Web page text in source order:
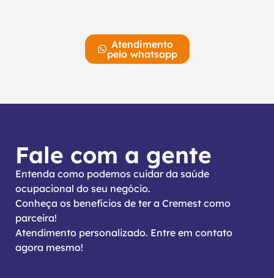
Atendimento
pelo whatsapp
Fale com a gente
Entenda como podemos cuidar da saúde
ocupacional do seu negócio.
Conheça os benefícios de ter a Cremest como
parceira!
Atendimento personalizado. Entre em contato
agora mesmo!